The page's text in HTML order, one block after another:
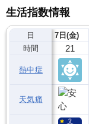
生活指数情報
日
時間
熱中症
天気痛
7日(金)
21